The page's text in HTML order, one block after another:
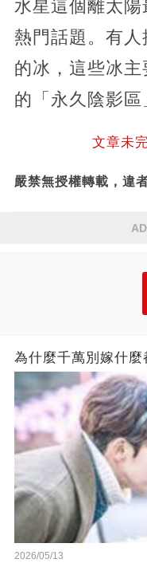
水星這個離太
熱門話題。有
的冰，這些冰
的「永久陰影區
文章未
嚴禁無授權轉載，違
為什麼千萬別嫁什麼
2026/05/13